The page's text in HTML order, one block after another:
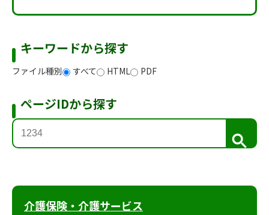
キーワードから探す
ファイル種別 すべて HTML PDF
ページIDから探す
検
索
介護保険・介護サービス